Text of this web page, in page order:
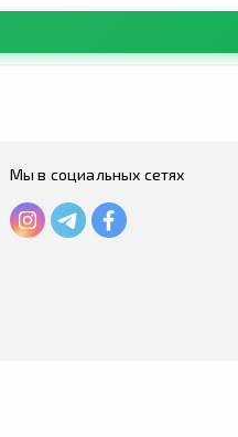
Мы в социальных сетях